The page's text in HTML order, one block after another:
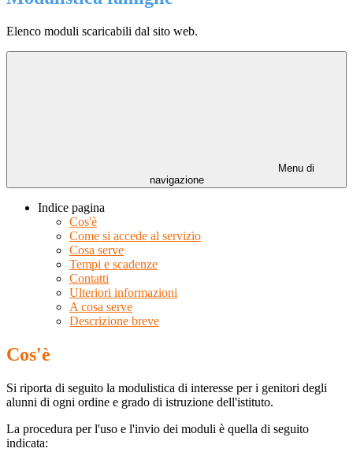
Elenco moduli scaricabili dal sito web.
Menu di
navigazione
Indice pagina
Cos'è
Come si accede al servizio
Cosa serve
Tempi e scadenze
Contatti
Ulteriori informazioni
A cosa serve
Descrizione breve
Cos'è
Si riporta di seguito la modulistica di interesse per i genitori degli
alunni di ogni ordine e grado di istruzione dell'istituto.
La procedura per l'uso e l'invio dei moduli è quella di seguito
indicata: